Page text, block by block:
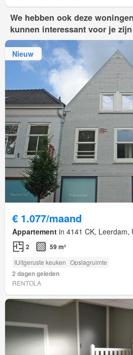
We hebben ook deze
kunnen interessant voor je zijn
Nieuw
€ 1.077/maand
Appartement in 4141 CK, Leerdam,
2 59 m²
IUitgeruste keuken Opslagruimte
2 dagen geleden
RENTOLA